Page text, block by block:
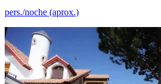
pers./noche (aprox.)